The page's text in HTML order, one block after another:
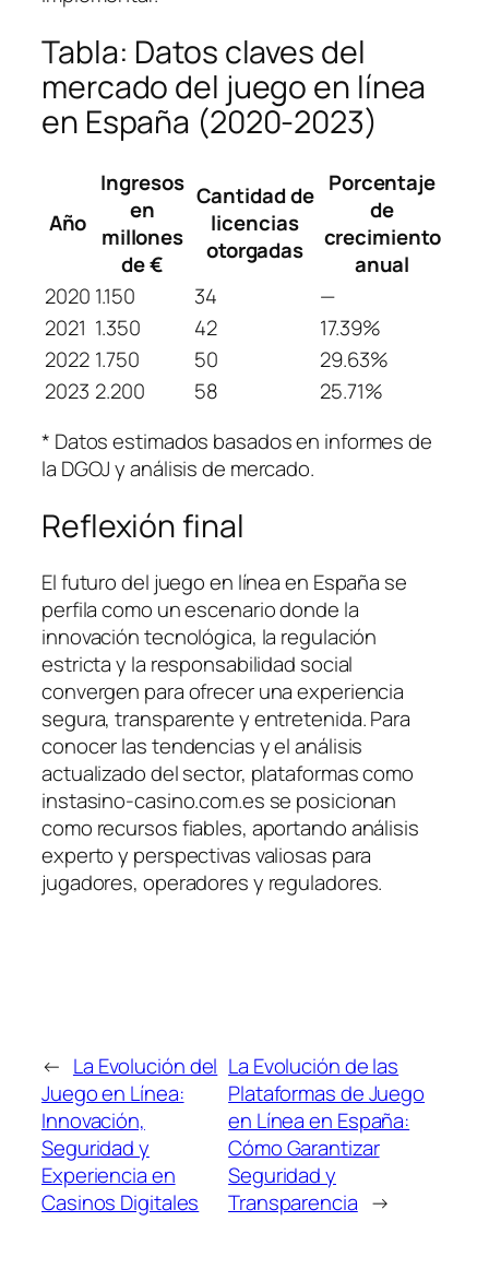
Tabla: Datos claves del
mercado del juego en línea
en España (2020-2023)
Año
Ingresos
en
millones
de €
Cantidad de
licencias
otorgadas
Porcentaje
de
crecimiento
anual
2020 1.150 34
—
2021 1.350 42
17.39%
2022 1.750 50
29.63%
2023 2.200 58
25.71%
* Datos estimados basados en informes de
la DGOJ y análisis de mercado.
Reflexión final
El futuro del juego en línea en España se
perfila como un escenario donde la
innovación tecnológica, la regulación
estricta y la responsabilidad social
convergen para ofrecer una experiencia
segura, transparente y entretenida. Para
conocer las tendencias y el análisis
actualizado del sector, plataformas como
instasino-casino.com.es se posicionan
como recursos fiables, aportando análisis
experto y perspectivas valiosas para
jugadores, operadores y reguladores.
← La Evolución del
Juego en Línea:
Innovación,
Seguridad y
Experiencia en
Casinos Digitales
La Evolución de las
Plataformas de Juego
en Línea en España:
Cómo Garantizar
Seguridad y
Transparencia →